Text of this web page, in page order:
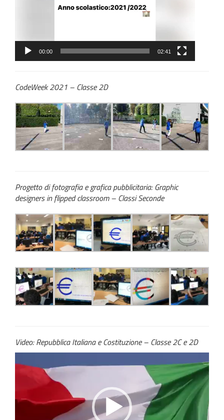
00:00 02:41
CodeWeek 2021 – Classe 2D
Progetto di fotografia e grafica pubblicitaria: Graphic
designers in flipped classroom – Classi Seconde
Video: Repubblica Italiana e Costituzione – Classe 2C e 2D
Player